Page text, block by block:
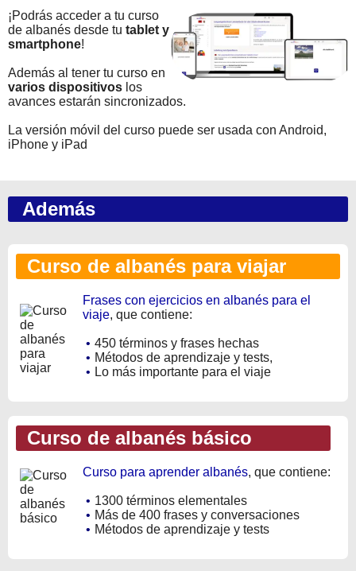
¡Podrás acceder a tu curso
de albanés desde tu tablet y
smartphone!
Además al tener tu curso en
varios dispositivos los
avances estarán sincronizados.
La versión móvil del curso puede ser usada con Android,
iPhone y iPad
Además
Curso de albanés para viajar
Frases con ejercicios en albanés para el
viaje, que contiene:
• 450 términos y frases hechas
• Métodos de aprendizaje y tests,
• Lo más importante para el viaje
Curso de albanés básico
Curso para aprender albanés, que contiene:
• 1300 términos elementales
• Más de 400 frases y conversaciones
• Métodos de aprendizaje y tests